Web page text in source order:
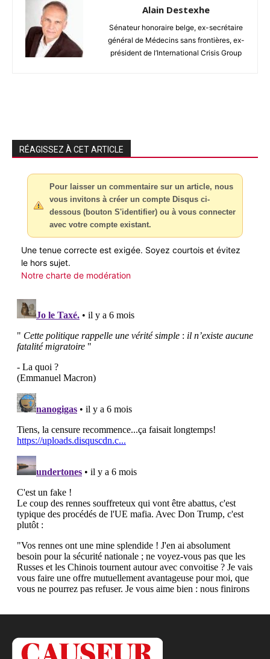
Alain Destexhe
Sénateur honoraire belge, ex-secrétaire
général de Médecins sans frontières, ex-
président de l’International Crisis Group
RÉAGISSEZ À CET ARTICLE
Pour laisser un commentaire sur un article, nous
vous invitons à créer un compte Disqus ci-
dessous (bouton S'identifier) ou à vous connecter
avec votre compte existant.
Une tenue correcte est exigée. Soyez courtois et évitez
le hors sujet.
Notre charte de modération